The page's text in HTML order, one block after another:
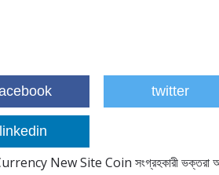
twitter
linkedin
New Site Coin সংগ্রহকারী ভক্তরা